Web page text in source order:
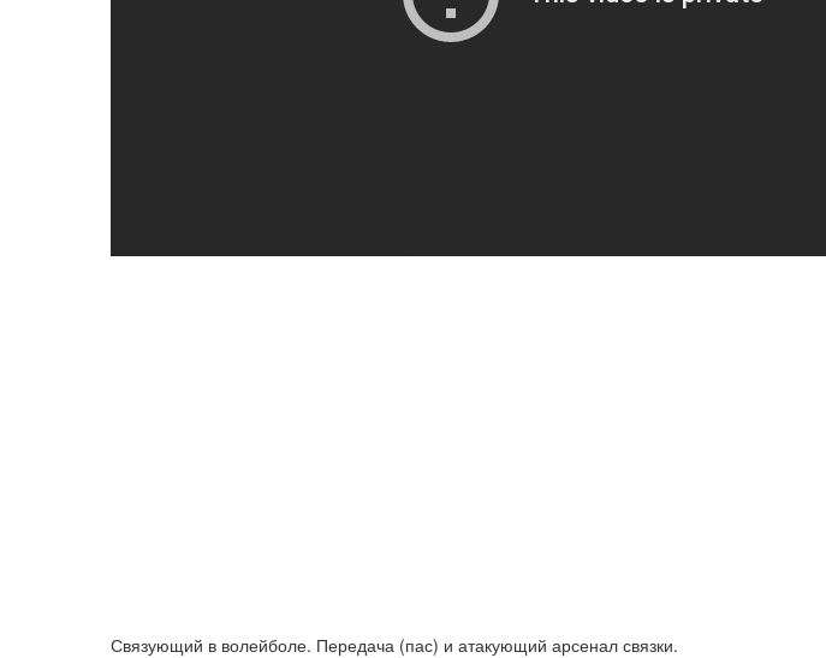
Связующий в волейболе. Передача (пас) и атакующий арсенал связки.